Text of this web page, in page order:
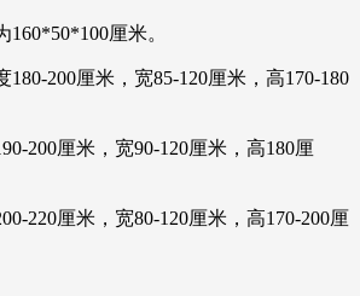
厘米。
200厘米，宽85-120厘米，高170-180
200厘米，宽90-120厘米，高180厘
220厘米，宽80-120厘米，高170-200厘